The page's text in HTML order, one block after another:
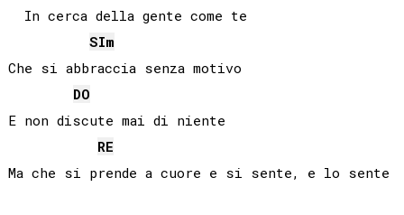
  In cerca della gente come te
SIm
Che si abbraccia senza motivo
DO
E non discute mai di niente
RE
Ma che si prende a cuore e si sente, e lo sente